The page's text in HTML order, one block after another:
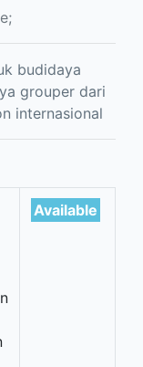
budidaya
grouper dari
internasional
Available